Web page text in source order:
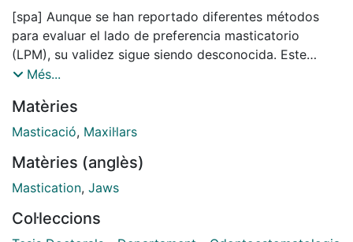
[spa] Aunque se han reportado diferentes métodos
para evaluar el lado de preferencia masticatorio
(LPM), su validez sigue siendo desconocida. Este
estudio evaluó la fiabilidad mediante un análisis
determinaron el lado de preferencia masticatorio
(LPM). Material y Métodos: En este estudio transversal
y dos adultos jóvenes con dentición natural sana. Se
utilizaron treinta métodos diferentes para determinar
metodológicos (definición, comida test, técnica
Més...
Matèries
Masticació, Maxil·lars
Matèries (anglès)
Mastication, Jaws
Col·leccions